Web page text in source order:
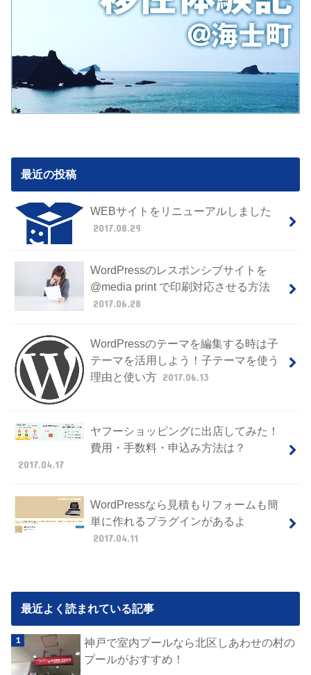
最近の投稿
WEBサイトをリニューアルしました
2017.08.29
WordPressのレスポンシブサイトを
@media print で印刷対応させる方法
2017.06.28
WordPressのテーマを編集する時は子
テーマを活用しよう！子テーマを使う
理由と使い方 2017.06.13
ヤフーショッピングに出店してみた！
費用・手数料・申込み方法は？
2017.04.17
WordPressなら見積もりフォームも簡
単に作れるプラグインがあるよ
2017.04.11
最近よく読まれている記事
神戸で室内プールなら北区しあわせの村の
プールがおすすめ！